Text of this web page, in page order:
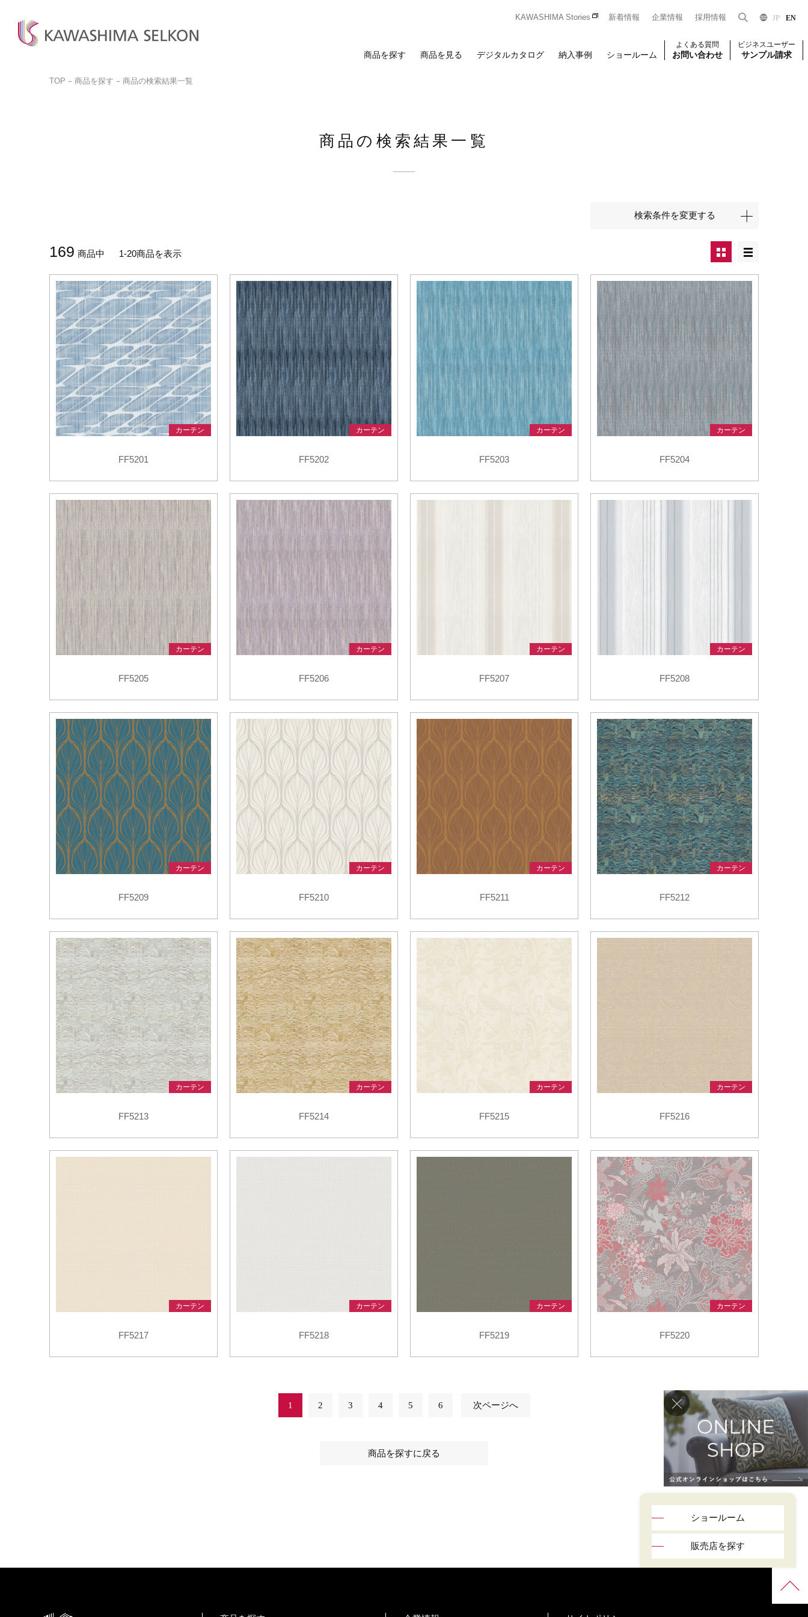
KAWASHIMA Stories 新着情報 企業情報 採用情報 JP EN
商品を探す
壁装
品番で検索
旧品番を入力した場合、検索結果は現品番で表示されます。
デジタルカタログ
カーテン 床材 壁装
商品を見る
椅子張り
インテリア雑貨 呉服 緞帳・美術工芸品
デジタルカタログ
カーテン 床材 壁装
デジタルカタログ 納入事例 ショールーム
よくある質問
お問い合わせ
ショールームで相談する 販売店を探す オンラインショップ
ビジネスユーザー
サンプル請求
カットサンプルのお求めは、ビジネスポータルサイトからお申し込みください。IDをお持ちの法人のお客様限定となっております。
TOP 商品を探す 商品の検索結果一覧
商品の検索結果一覧
検索条件を変更する
169 商品中 1-20商品を表示
カーテン
FF5201
カーテン
FF5202
カーテン
FF5203
カーテン
FF5204
カーテン
FF5205
カーテン
FF5206
カーテン
FF5207
カーテン
FF5208
カーテン
FF5209
カーテン
FF5210
カーテン
FF5211
カーテン
FF5212
カーテン
FF5213
カーテン
FF5214
カーテン
FF5215
カーテン
FF5216
カーテン
FF5217
カーテン
FF5218
カーテン
FF5219
カーテン
FF5220
1 2 3 4 5 6 次ページへ
商品を探すに戻る
ショールーム
販売店を探す